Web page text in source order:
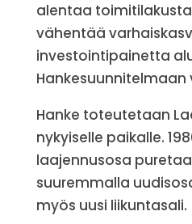
alentaa
vähentää
investointipainetta
Hanke toteutetaan
nykyiselle paikalle.
laajennusosa
suuremmalla
myös uusi liikuntasali.